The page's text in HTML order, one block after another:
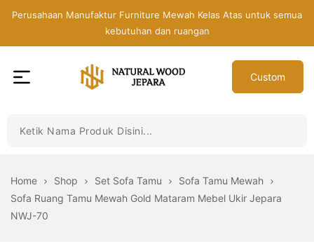
Perusahaan Manufaktur Furniture Mewah Kelas Atas untuk semua
kebutuhan dan ruangan
Jepara
Furniture
Jati
Custom
Home Shop Set Sofa Tamu
Sofa Tamu Mewah
Sofa Ruang Tamu Mewah Gold Mataram Mebel Ukir Jepara
NWJ-70